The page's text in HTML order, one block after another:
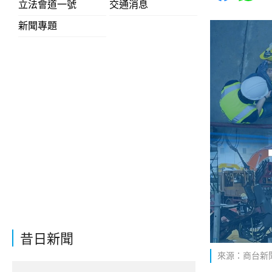
立法會道一號
交通消息
新聞專題
昔日新聞
來源：商台新